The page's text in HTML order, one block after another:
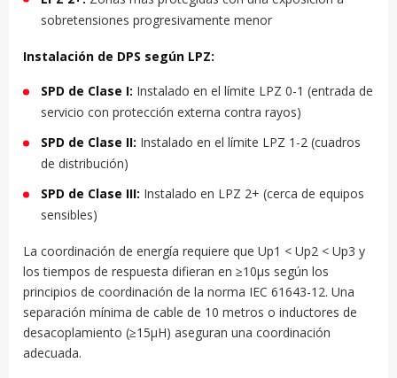
sobretensiones progresivamente menor
Instalación de DPS según LPZ:
SPD de Clase I: Instalado en el límite LPZ 0-1 (entrada de
servicio con protección externa contra rayos)
SPD de Clase II: Instalado en el límite LPZ 1-2 (cuadros
de distribución)
SPD de Clase III: Instalado en LPZ 2+ (cerca de equipos
sensibles)
La coordinación de energía requiere que Up1 < Up2 < Up3 y
los tiempos de respuesta difieran en ≥10μs según los
principios de coordinación de la norma IEC 61643-12. Una
separación mínima de cable de 10 metros o inductores de
desacoplamiento (≥15μH) aseguran una coordinación
adecuada.